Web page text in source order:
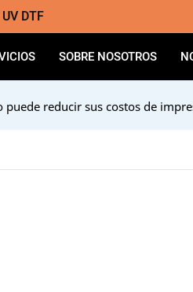
DTF
SOBRE NOSOTROS
reducir sus costos de